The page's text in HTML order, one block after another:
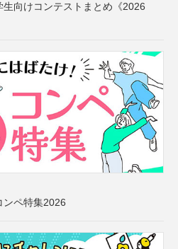
向けコンテストまとめ《2026
ンペ特集2026